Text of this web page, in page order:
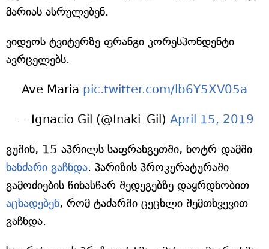
მარიას ასრულებენ.
ვიდეოს ტვიტერზე ფრანგი კორესპონდენტი
ავრცელებს.
Ave Maria pic.twitter.com/lb6Y5XV05a
— Ignacio Gil (@Inaki_Gil) April 15, 2019
გუშინ, 15 აპრილს საფრანგეთში, ნოტრ-დამში
ხანძარი გაჩნდა. პარიზის პროკურატურაში
გამოძიების წინასწარ შედეგებზე დაყრდნობით
აცხადებენ, რომ ტაძარში ცეცხლი შემთხვევით
გაჩნდა.